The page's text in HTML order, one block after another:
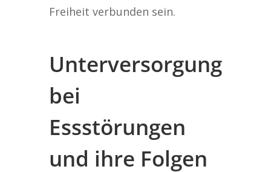
Freiheit verbunden sein.
Unterversorgung
bei
Essstörungen
und ihre Folgen